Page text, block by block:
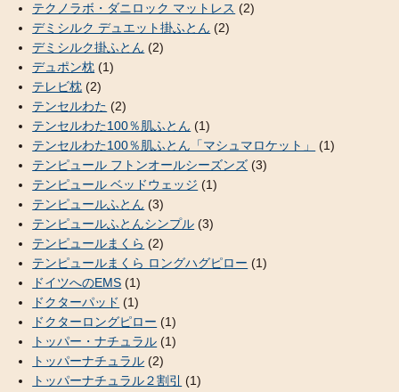
テクノラボ・ダニロック マットレス (2)
デミシルク デュエット掛ふとん (2)
デミシルク掛ふとん (2)
デュポン枕 (1)
テレビ枕 (2)
テンセルわた (2)
テンセルわた100％肌ふとん (1)
テンセルわた100％肌ふとん「マシュマロケット」
(1)
テンピュール フトンオールシーズンズ (3)
テンピュール ベッドウェッジ (1)
テンピュールふとん (3)
テンピュールふとんシンプル (3)
テンピュールまくら (2)
テンピュールまくら ロングハグピロー (1)
ドイツへのEMS (1)
ドクターパッド (1)
ドクターロングピロー (1)
トッパー・ナチュラル (1)
トッパーナチュラル (2)
トッパーナチュラル２割引
(1)